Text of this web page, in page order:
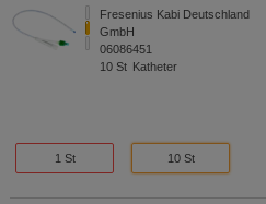
Fresenius Kabi Deutschland
GmbH
06086451
10 St Katheter
1 St 10 St